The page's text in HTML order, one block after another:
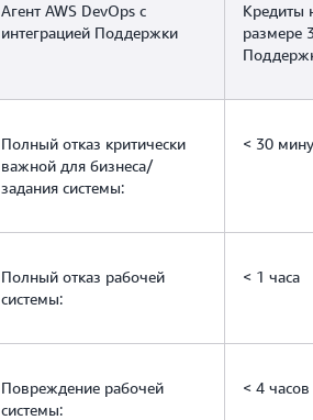
Агент AWS DevOps с
интеграцией Поддержки
Кредиты
размере
Полный отказ критически
важной для бизнеса/
задания системы:
Полный отказ рабочей
системы:
Повреждение рабочей
системы:
< 30
< 1 часа
< 4 часов